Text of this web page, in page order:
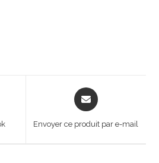
Opens
in
new
Envoyer ce produit par e-mail